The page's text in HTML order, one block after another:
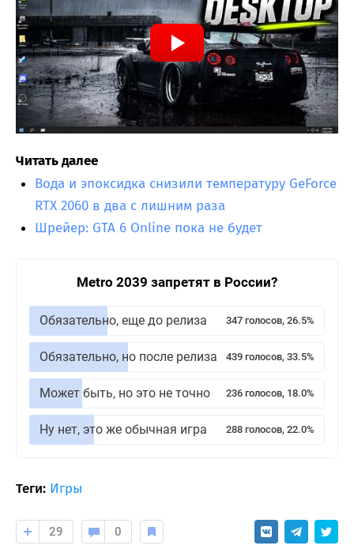
Читать далее
Вода и эпоксидка снизили температуру GeForce
RTX 2060 в два с лишним раза
Шрейер: GTA 6 Online пока не будет
Metro 2039 запретят в России?
Обязательно, еще до релиза 347 голосов, 26.5%
Обязательно, но после релиза 439 голосов, 33.5%
Может быть, но это не точно 236 голосов, 18.0%
Ну нет, это же обычная игра 288 голосов, 22.0%
Теги: Игры
29 0